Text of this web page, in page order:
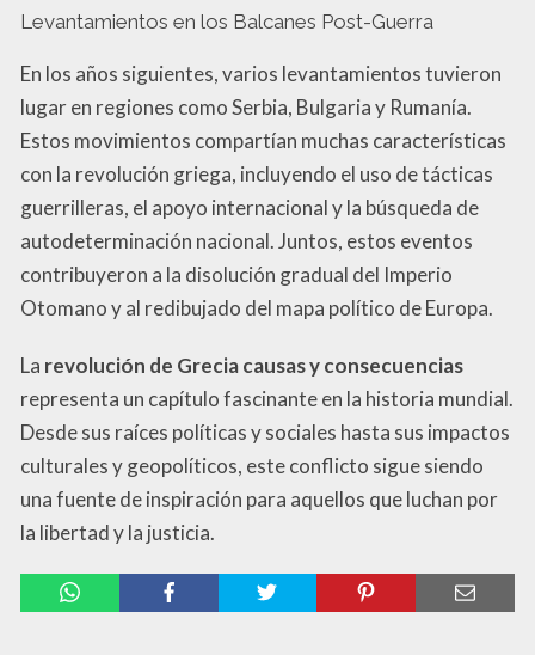
Levantamientos en los Balcanes Post-Guerra
En los años siguientes, varios levantamientos tuvieron
lugar en regiones como Serbia, Bulgaria y Rumanía.
Estos movimientos compartían muchas características
con la revolución griega, incluyendo el uso de tácticas
guerrilleras, el apoyo internacional y la búsqueda de
autodeterminación nacional. Juntos, estos eventos
contribuyeron a la disolución gradual del Imperio
Otomano y al redibujado del mapa político de Europa.
La revolución de Grecia causas y consecuencias
representa un capítulo fascinante en la historia mundial.
Desde sus raíces políticas y sociales hasta sus impactos
culturales y geopolíticos, este conflicto sigue siendo
una fuente de inspiración para aquellos que luchan por
la libertad y la justicia.